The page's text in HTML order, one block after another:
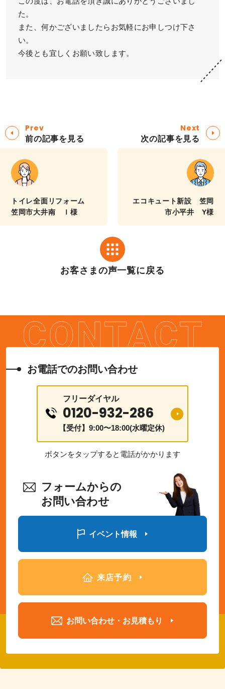
た。
また、何かございましたらお気軽にお申しつけ下さ
い。
今後とも宜しくお願い致します。
Prev
前の記事を見る
トイレ全面リフォーム
笠岡市大井南 Ｉ様
お客さまの声一覧に戻る
Next
次の記事を見る
エコキュート新設 笠岡
市小平井 Y様
お電話でのお問い合わせ
フリーダイヤル
0120-932-286
【受付】9:00〜18:00(水曜定休)
ボタンをタップすると電話がかかります
フォームからの
お問い合わせ
イベント情報
来店予約
お問い合わせ・お見積もり